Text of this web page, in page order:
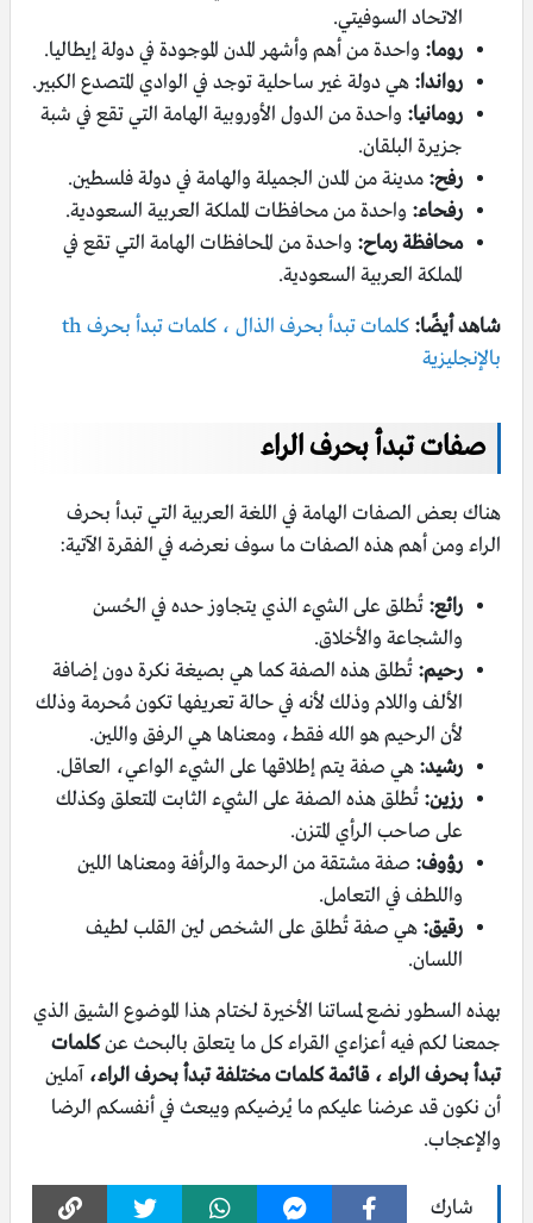
الاتحاد السوفيتي.
روما: واحدة من أهم وأشهر المدن الموجودة في دولة إيطاليا.
رواندا: هي دولة غير ساحلية توجد في الوادي المتصدع الكبير.
رومانيا: واحدة من الدول الأوروبية الهامة التي تقع في شبة
جزيرة البلقان.
رفح: مدينة من المدن الجميلة والهامة في دولة فلسطين.
رفحاء: واحدة من محافظات المملكة العربية السعودية.
محافظة رماح: واحدة من المحافظات الهامة التي تقع في
المملكة العربية السعودية.
شاهد أيضًا:
كلمات تبدأ بحرف الذال ، كلمات تبدأ بحرف th
بالإنجليزية
صفات تبدأ بحرف الراء
هناك بعض الصفات الهامة في اللغة العربية التي تبدأ بحرف
الراء ومن أهم هذه الصفات ما سوف نعرضه في الفقرة الآتية:
رائع: تُطلق على الشيء الذي يتجاوز حده في الحُسن
والشجاعة والأخلاق.
رحيم: تُطلق هذه الصفة كما هي بصيغة نكرة دون إضافة
الألف واللام وذلك لأنه في حالة تعريفها تكون مُحرمة وذلك
لأن الرحيم هو الله فقط، ومعناها هي الرفق واللين.
رشيد: هي صفة يتم إطلاقها على الشيء الواعي، العاقل.
رزين: تُطلق هذه الصفة على الشيء الثابت المتعلق وكذلك
على صاحب الرأي المتزن.
رؤوف: صفة مشتقة من الرحمة والرأفة ومعناها اللين
واللطف في التعامل.
رقيق: هي صفة تُطلق على الشخص لين القلب لطيف
اللسان.
بهذه السطور نضع لمساتنا الأخيرة لختام هذا الموضوع الشيق الذي
جمعنا لكم فيه أعزاءي القراء كل ما يتعلق بالبحث عنكلمات
تبدأ بحرف الراء ، قائمة كلمات مختلفة تبدأ بحرف الراء، آملين
أن نكون قد عرضنا عليكم ما يُرضيكم ويبعث في أنفسكم الرضا
والإعجاب.
شارك